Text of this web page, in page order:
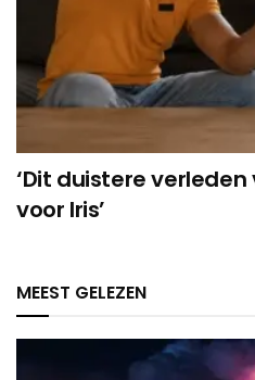
‘Dit duistere
voor Iris’
MEEST GELEZEN